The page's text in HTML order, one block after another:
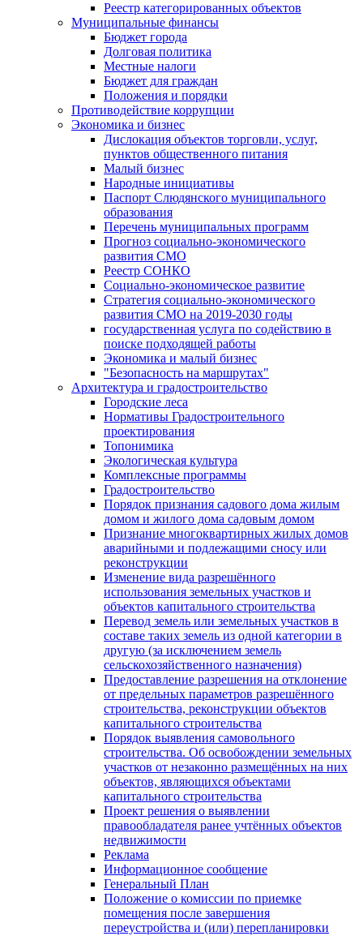
Реестр категорированных объектов
Муниципальные финансы
Бюджет города
Долговая политика
Местные налоги
Бюджет для граждан
Положения и порядки
Противодействие коррупции
Экономика и бизнес
Дислокация объектов торговли, услуг,
пунктов общественного питания
Малый бизнес
Народные инициативы
Паспорт Слюдянского муниципального
образования
Перечень муниципальных программ
Прогноз социально-экономического
развития СМО
Реестр СОНКО
Социально-экономическое развитие
Стратегия социально-экономического
развития СМО на 2019-2030 годы
государственная услуга по содействию в
поиске подходящей работы
Экономика и малый бизнес
"Безопасность на маршрутах"
Архитектура и градостроительство
Городские леса
Нормативы Градостроительного
проектирования
Топонимика
Экологическая культура
Комплексные программы
Градостроительство
Порядок признания садового дома жилым
домом и жилого дома садовым домом
Признание многоквартирных жилых домов
аварийными и подлежащими сносу или
реконструкции
Изменение вида разрешённого
использования земельных участков и
объектов капитального строительства
Перевод земель или земельных участков в
составе таких земель из одной категории в
другую (за исключением земель
сельскохозяйственного назначения)
Предоставление разрешения на отклонение
от предельных параметров разрешённого
строительства, реконструкции объектов
капитального строительства
Порядок выявления самовольного
строительства. Об освобождении земельных
участков от незаконно размещённых на них
объектов, являющихся объектами
капитального строительства
Проект решения о выявлении
правообладателя ранее учтённых объектов
недвижимости
Реклама
Информационное сообщение
Генеральный План
Положение о комиссии по приемке
помещения после завершения
переустройства и (или) перепланировки